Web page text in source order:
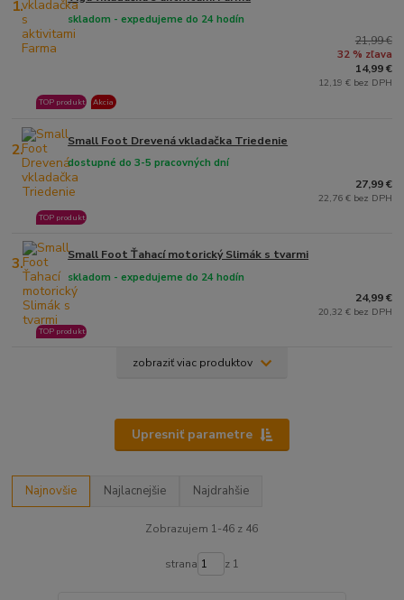
1.
skladom - expedujeme do 24 hodín
TOP produkt Akcia
21,99 €
32 % zľava
14,99 €
12,19 € bez DPH
2. Small Foot Drevená vkladačka Triedenie
dostupné do 3-5 pracovných dní
TOP produkt
27,99 €
22,76 € bez DPH
3. Small Foot Ťahací motorický Slimák s tvarmi
skladom - expedujeme do 24 hodín
TOP produkt
24,99 €
20,32 € bez DPH
zobraziť viac produktov
Upresniť parametre
Najnovšie Najlacnejšie Najdrahšie
Zobrazujem 1-46 z 46
strana z 1